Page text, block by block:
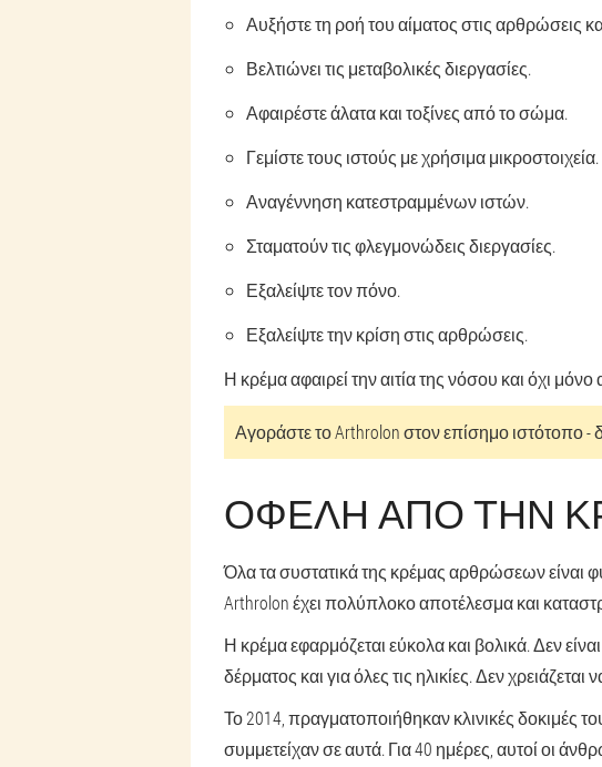
Αυξήστε τη ροή του αίματος στις αρθρώσεις
Βελτιώνει τις μεταβολικές διεργασίες.
Αφαιρέστε άλατα και τοξίνες από το σώμα.
Γεμίστε τους ιστούς με χρήσιμα μικροστοιχεία.
Αναγέννηση κατεστραμμένων ιστών.
Σταματούν τις φλεγμονώδεις διεργασίες.
Εξαλείψτε τον πόνο.
Εξαλείψτε την κρίση στις αρθρώσεις.
Η κρέμα αφαιρεί την αιτία της νόσου και όχι
Αγοράστε το Arthrolon στον επίσημο ιστότοπο -
ΟΦΈΛΗ ΑΠΌ ΤΗΝ
Όλα τα συστατικά της κρέμας αρθρώσεων είναι
Arthrolon έχει πολύπλοκο αποτέλεσμα και
Η κρέμα εφαρμόζεται εύκολα και βολικά. Δεν
δέρματος και για όλες τις ηλικίες. Δεν
Το 2014, πραγματοποιήθηκαν κλινικές
συμμετείχαν σε αυτά. Για 40 ημέρες, αυτοί οι